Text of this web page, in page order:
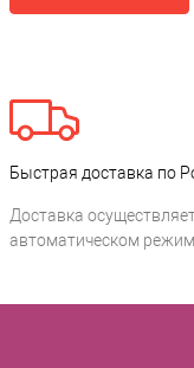
Быстрая доставка по
Доставка
автоматическом